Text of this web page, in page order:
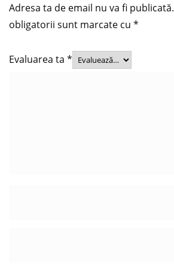
Adresa ta de email nu va fi publicată.
obligatorii sunt marcate cu *
Evaluarea ta *